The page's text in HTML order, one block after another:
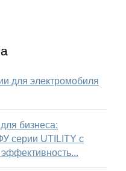
для электромобиля
бизнеса:
серии UTILITY с